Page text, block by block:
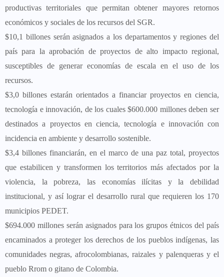
productivas territoriales que permitan obtener mayores retornos
económicos y sociales de los recursos del SGR.
$10,1 billones serán asignados a los departamentos y regiones del
país para la aprobación de proyectos de alto impacto regional,
susceptibles de generar economías de escala en el uso de los
recursos.
$3,0 billones estarán orientados a financiar proyectos en ciencia,
tecnología e innovación, de los cuales $600.000 millones deben ser
destinados a proyectos en ciencia, tecnología e innovación con
incidencia en ambiente y desarrollo sostenible.
$3,4 billones financiarán, en el marco de una paz total, proyectos
que estabilicen y transformen los territorios más afectados por la
violencia, la pobreza, las economías ilícitas y la debilidad
institucional, y así lograr el desarrollo rural que requieren los 170
municipios PEDET.
$694.000 millones serán asignados para los grupos étnicos del país
encaminados a proteger los derechos de los pueblos indígenas, las
comunidades negras, afrocolombianas, raizales y palenqueras y el
pueblo Rrom o gitano de Colombia.